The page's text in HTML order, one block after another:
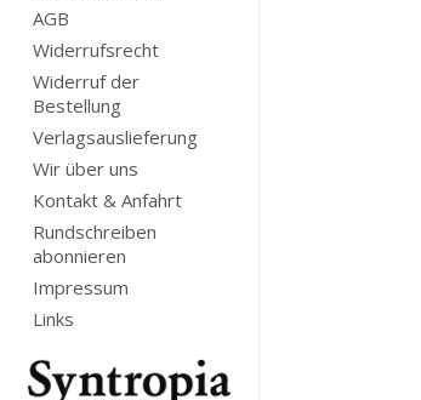
AGB
Widerrufsrecht
Widerruf der
Bestellung
Verlagsauslieferung
Wir über uns
Kontakt & Anfahrt
Rundschreiben
abonnieren
Impressum
Links